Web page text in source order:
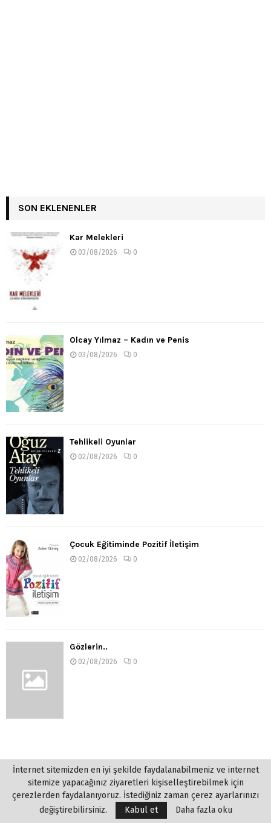
SON EKLENENLER
Kar Melekleri
03/08/2026 0
Olcay Yılmaz – Kadın ve Penis
03/08/2026 0
Tehlikeli Oyunlar
02/08/2026 0
Çocuk Eğitiminde Pozitif İletişim
02/08/2026 0
Gözlerin..
02/08/2026 0
İnternet sitemizden en iyi şekilde faydalanabilmeniz ve internet
sitemize yapacağınız ziyaretleri kişiselleştirebilmek için
çerezlerden faydalanıyoruz. İstediğiniz zaman çerez ayarlarınızı
değiştirebilirsiniz.
Kabul et Daha fazla oku